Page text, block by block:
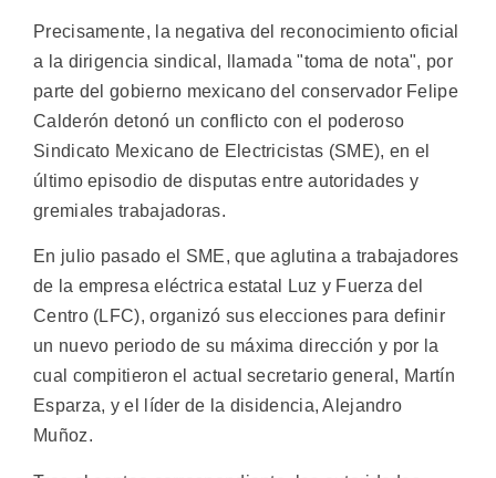
Precisamente, la negativa del reconocimiento oficial
a la dirigencia sindical, llamada "toma de nota", por
parte del gobierno mexicano del conservador Felipe
Calderón detonó un conflicto con el poderoso
Sindicato Mexicano de Electricistas (SME), en el
último episodio de disputas entre autoridades y
gremiales trabajadoras.
En julio pasado el SME, que aglutina a trabajadores
de la empresa eléctrica estatal Luz y Fuerza del
Centro (LFC), organizó sus elecciones para definir
un nuevo periodo de su máxima dirección y por la
cual compitieron el actual secretario general, Martín
Esparza, y el líder de la disidencia, Alejandro
Muñoz.